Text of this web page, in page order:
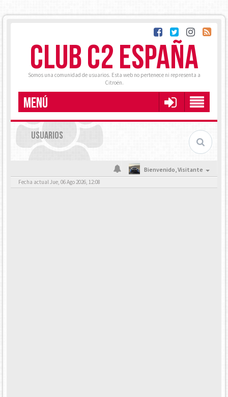
CLUB C2 ESPAÑA
Somos una comunidad de usuarios. Esta web no pertenece ni representa a
Citroën.
MENÚ
USUARIOS
Bienvenido,Visitante
Fecha actual Jue, 06 Ago 2026, 12:08